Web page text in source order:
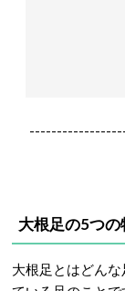
大根足の5つの
大根足とはどん